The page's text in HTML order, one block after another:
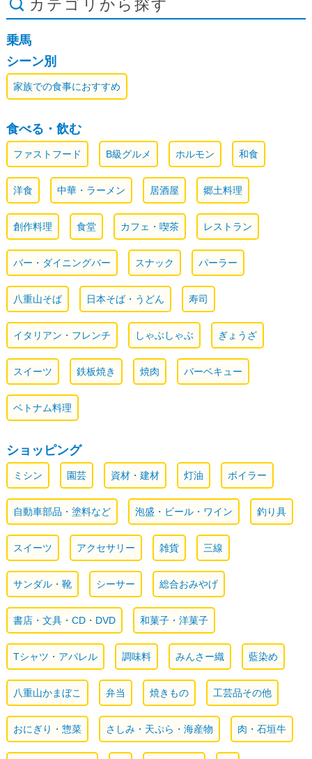
カテゴリから探す
乗馬
シーン別
家族での食事におすすめ
食べる・飲む
ファストフード B級グルメ ホルモン 和食
洋食 中華・ラーメン 居酒屋 郷土料理
創作料理 食堂 カフェ・喫茶 レストラン
バー・ダイニングバー スナック パーラー
八重山そば 日本そば・うどん 寿司
イタリアン・フレンチ しゃぶしゃぶ ぎょうざ
スイーツ 鉄板焼き 焼肉 バーベキュー
ベトナム料理
ショッピング
ミシン 園芸 資材・建材 灯油 ボイラー
自動車部品・塗料など 泡盛・ビール・ワイン 釣り具
スイーツ アクセサリー 雑貨 三線
サンダル・靴 シーサー 総合おみやげ
書店・文具・CD・DVD 和菓子・洋菓子
Tシャツ・アパレル 調味料 みんさー織 藍染め
八重山かまぼこ 弁当 焼きもの 工芸品その他
おにぎり・惣菜 さしみ・天ぷら・海産物 肉・石垣牛